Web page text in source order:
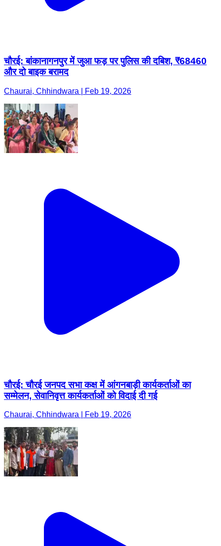
चौरई: बांकानागनपुर में जुआ फड़ पर पुलिस की दबिश, ₹68460
और दो बाइक बरामद
Chaurai, Chhindwara | Feb 19, 2026
चौरई: चौरई जनपद सभा कक्ष में आंगनबाड़ी कार्यकर्ताओं का
सम्मेलन, सेवानिवृत्त कार्यकर्ताओं को विदाई दी गई
Chaurai, Chhindwara | Feb 19, 2026